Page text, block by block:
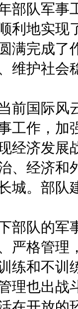
部队军事
利地实现
满完成了
维护社会
前国际风
工作，加
经济发展
、经济和
城。部队
部队的军
严格管理
练和不训
理也出战